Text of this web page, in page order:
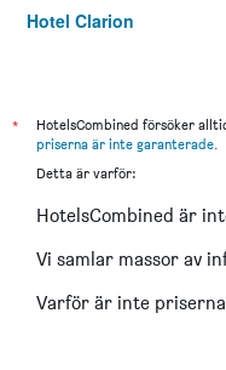
Hotel Clarion
*
HotelsCombined försöker
priserna är inte garanterade.
Detta är varför:
HotelsCombined är
Vi samlar massor av
Varför är inte